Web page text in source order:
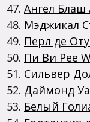
Ангел Блаш
Мэджикал
Перл де
Пи Ви Pee
Сильвер
Даймонд
Белый